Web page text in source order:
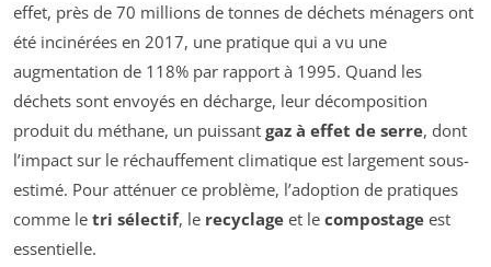
effet, près de 70 millions de tonnes de déchets ménagers ont
été incinérées en 2017, une pratique qui a vu une
augmentation de 118% par rapport à 1995. Quand les
déchets sont envoyés en décharge, leur décomposition
produit du méthane, un puissant gaz à effet de serre, dont
l’impact sur le réchauffement climatique est largement sous-
estimé. Pour atténuer ce problème, l’adoption de pratiques
comme le tri sélectif, le recyclage et le compostage est
essentielle.